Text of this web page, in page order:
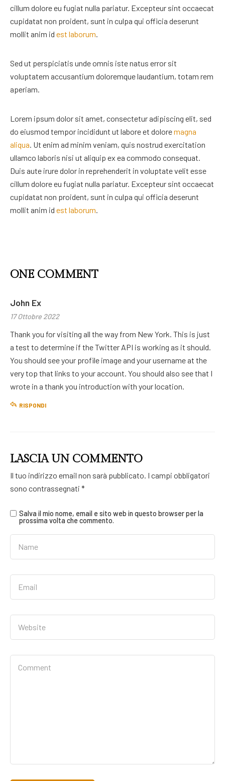
cillum dolore eu fugiat nulla pariatur. Excepteur sint occaecat
cupidatat non proident, sunt in culpa qui officia deserunt
mollit anim id est laborum.
Sed ut perspiciatis undeomnis iste natus error sit
voluptatem accusantium doloremque laudantium, totam rem
aperiam.
Lorem ipsum dolor sit amet, consectetur adipiscing elit, sed
do eiusmod tempor incididunt ut labore et doloremagna
aliqua. Ut enim ad minim veniam, quis nostrud exercitation
ullamco laboris nisi ut aliquip ex ea commodo consequat.
Duis aute irure dolor in reprehenderit in voluptate velit esse
cillum dolore eu fugiat nulla pariatur. Excepteur sint occaecat
cupidatat non proident, sunt in culpa qui officia deserunt
mollit anim id est laborum.
ONE COMMENT
John Ex
17 Ottobre 2022
Thank you for visiting all the way from New York. This is just
a test to determine if the Twitter API is working as it should.
You should see your profile image and your username at the
very top that links to your account. You should also see that I
wrote in a thank you introduction with your location.
RISPONDI
LASCIA UN COMMENTO
Il tuo indirizzo email non sarà pubblicato. I campi obbligatori
sono contrassegnati *
Salva il mio nome, email e sito web in questo browser per la
prossima volta che commento.